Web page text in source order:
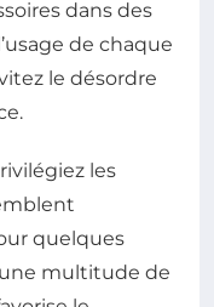
dans des
de chaque
le désordre
les
quelques
multitude de